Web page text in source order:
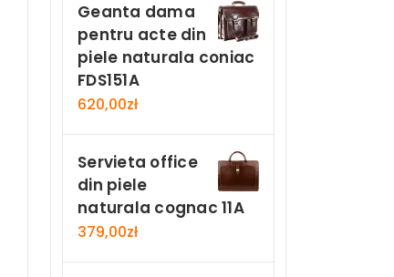
Geanta dama
pentru acte din
piele naturala coniac
FDS151A
620,00zł
Servieta office
din piele
naturala cognac 11A
379,00zł